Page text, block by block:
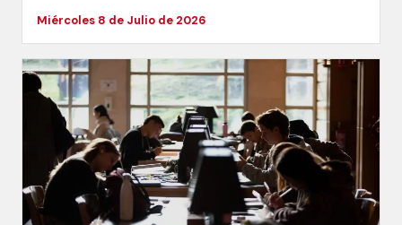
Miércoles 8 de Julio de 2026